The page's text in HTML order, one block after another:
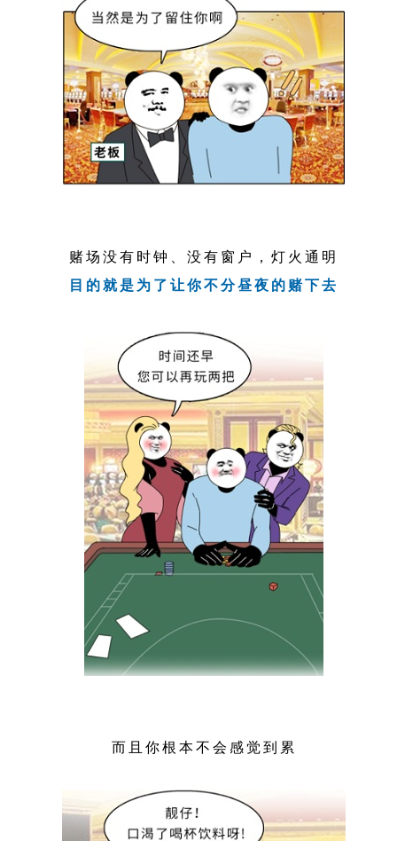
赌场没有时钟、没有窗户，灯火通明
目的就是为了让你不分昼夜的赌下去
而且你根本不会感觉到累